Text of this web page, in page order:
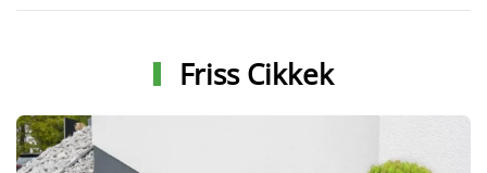
Friss Cikkek